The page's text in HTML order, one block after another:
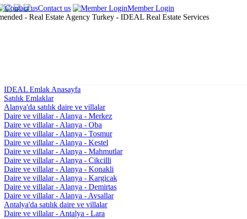
Contact us Member Login
IDEAL Emlak Anasayfa
Satılık Emlaklar
Alanya'da satılık daire ve villalar
Daire ve villalar - Alanya - Merkez
Daire ve villalar - Alanya - Oba
Daire ve villalar - Alanya - Tosmur
Daire ve villalar - Alanya - Kestel
Daire ve villalar - Alanya - Mahmutlar
Daire ve villalar - Alanya - Cikcilli
Daire ve villalar - Alanya - Konakli
Daire ve villalar - Alanya - Kargicak
Daire ve villalar - Alanya - Demirtas
Daire ve villalar - Alanya - Avsallar
Antalya'da satılık daire ve villalar
Daire ve villalar - Antalya - Lara